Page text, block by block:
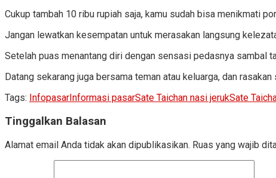
Cukup tambah 10 ribu rupiah saja, kamu sudah bisa menikmati
Jangan lewatkan kesempatan untuk merasakan langsung
Setelah puas menantang diri dengan sensasi pedasnya sambal
Datang sekarang juga bersama teman atau keluarga, dan
Tags: InfopasarInformasi pasarSate Taichan nasi jerukSate
Tinggalkan Balasan
Alamat email Anda tidak akan dipublikasikan. Ruas yang wajib